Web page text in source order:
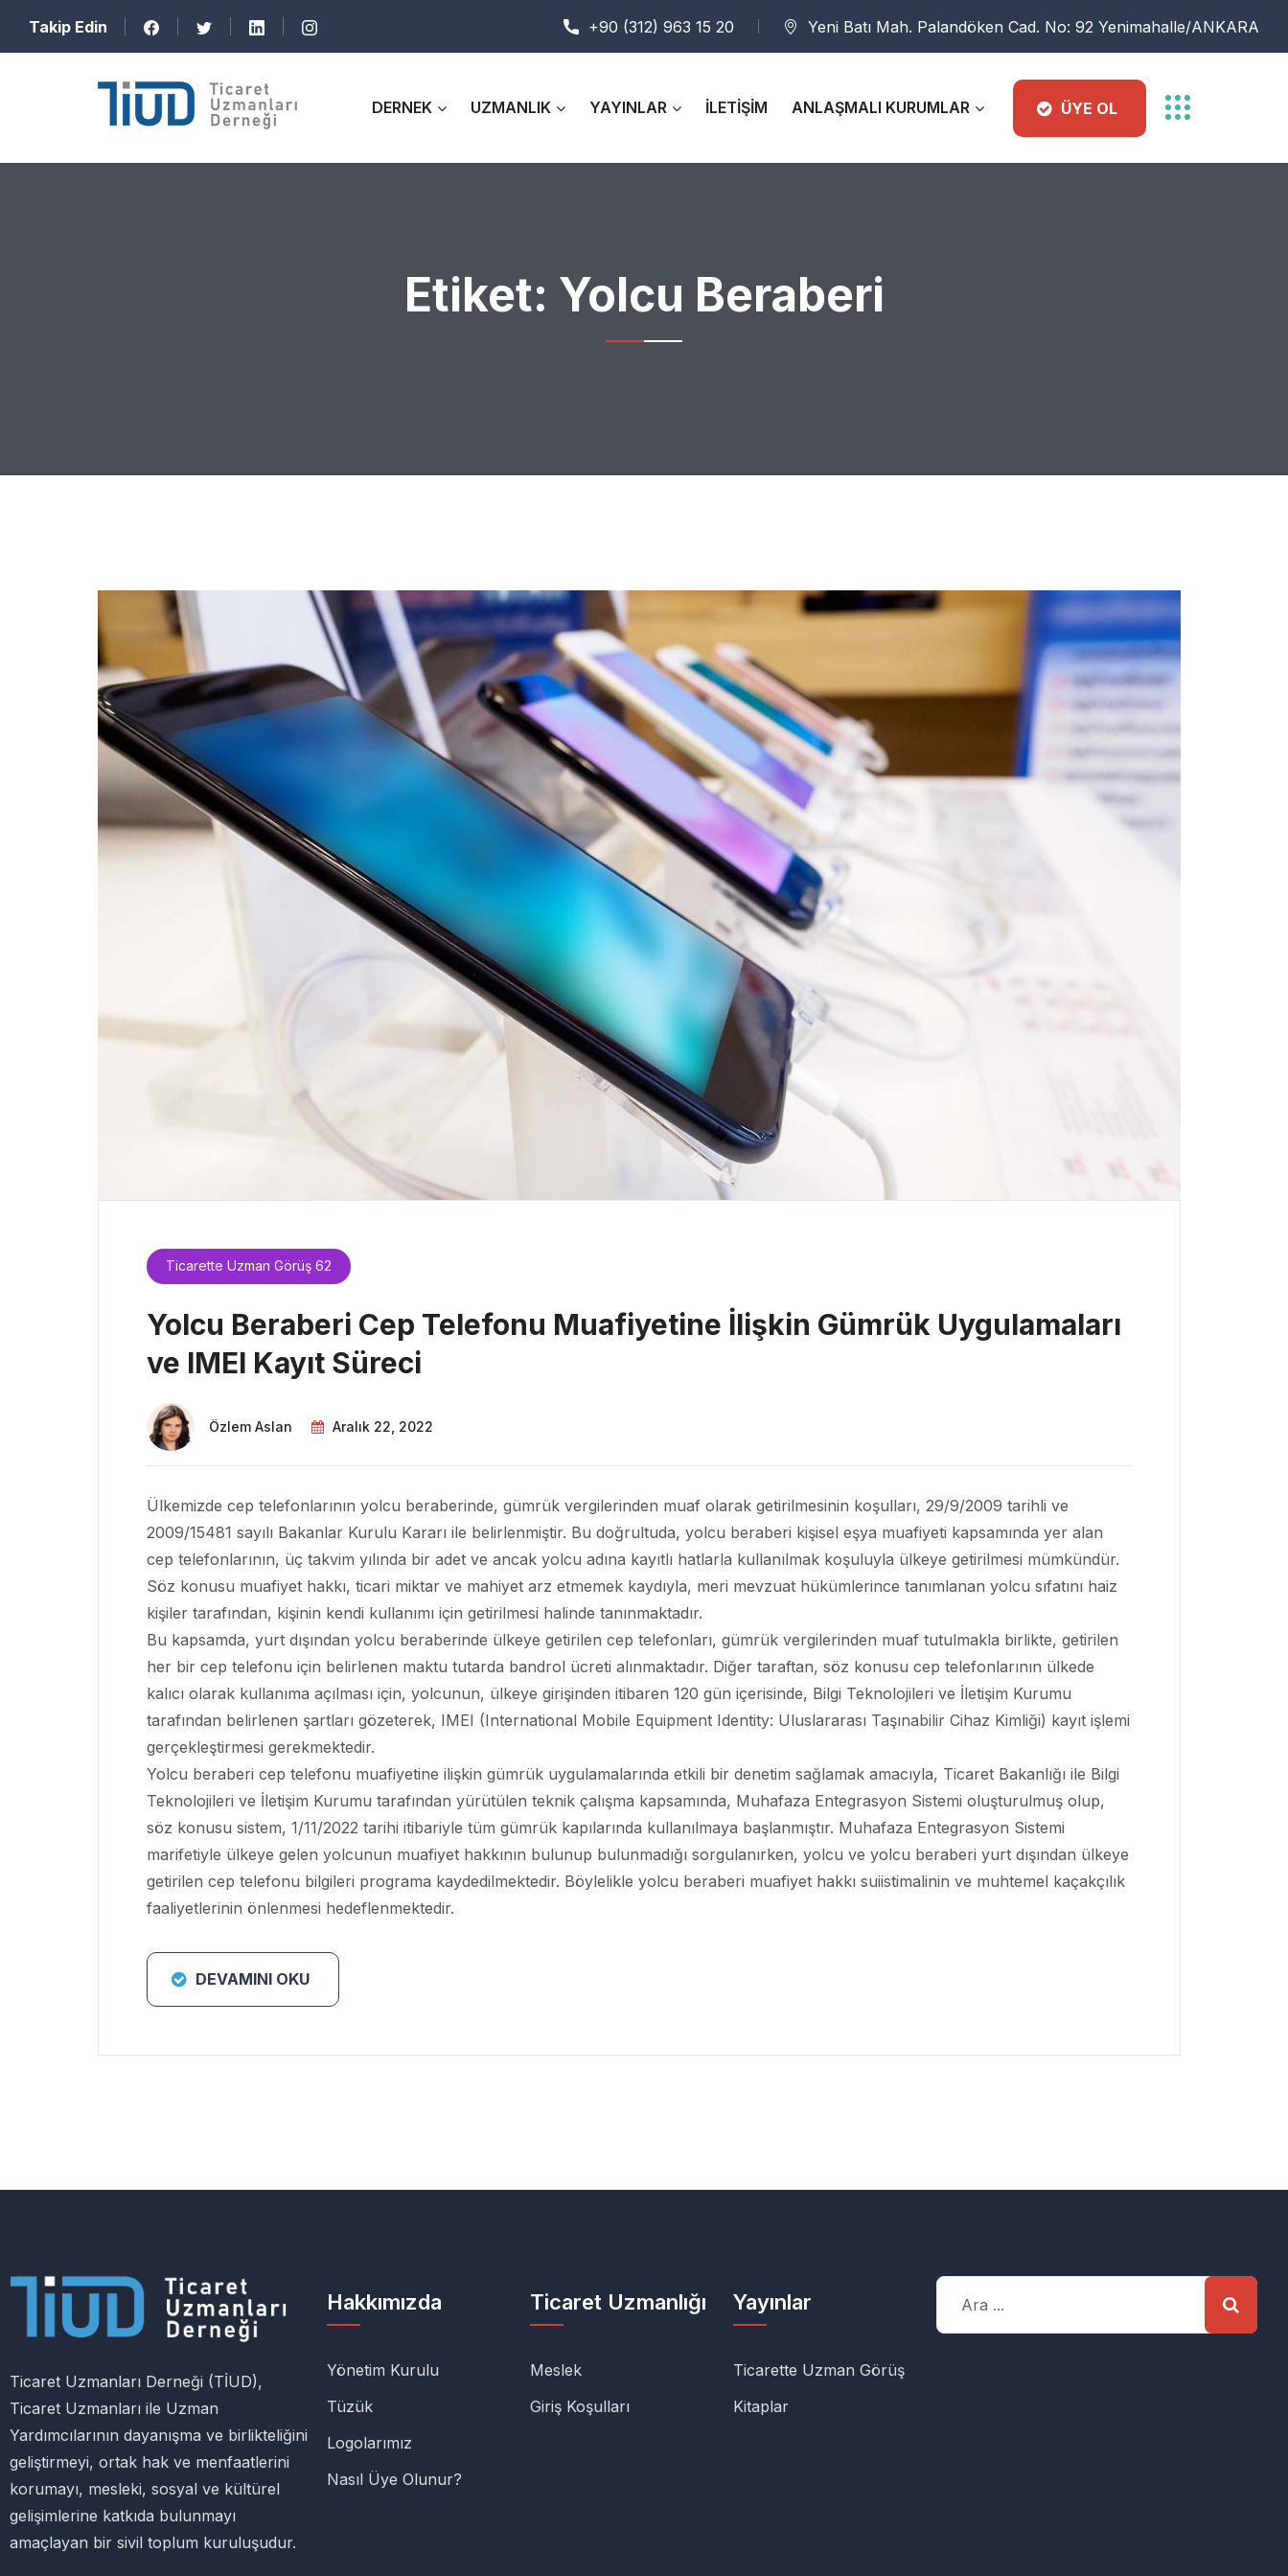
Takip Edin +90 (312) 963 15 20 Yeni Batı Mah. Palandöken Cad. No: 92 Yenimahalle/ANKARA
DERNEK UZMANLIK YAYINLAR İLETİŞİM ANLAŞMALI KURUMLAR ÜYE OL
Etiket: Yolcu Beraberi
Ticarette Uzman Görüş 62
Yolcu Beraberi Cep Telefonu Muafiyetine İlişkin Gümrük Uygulamaları
ve IMEI Kayıt Süreci
Özlem Aslan Aralık 22, 2022
Ülkemizde cep telefonlarının yolcu beraberinde, gümrük vergilerinden muaf olarak getirilmesinin koşulları, 29/9/2009 tarihli ve
2009/15481 sayılı Bakanlar Kurulu Kararı ile belirlenmiştir. Bu doğrultuda, yolcu beraberi kişisel eşya muafiyeti kapsamında yer alan
cep telefonlarının, üç takvim yılında bir adet ve ancak yolcu adına kayıtlı hatlarla kullanılmak koşuluyla ülkeye getirilmesi mümkündür.
Söz konusu muafiyet hakkı, ticari miktar ve mahiyet arz etmemek kaydıyla, meri mevzuat hükümlerince tanımlanan yolcu sıfatını haiz
kişiler tarafından, kişinin kendi kullanımı için getirilmesi halinde tanınmaktadır.
Bu kapsamda, yurt dışından yolcu beraberinde ülkeye getirilen cep telefonları, gümrük vergilerinden muaf tutulmakla birlikte, getirilen
her bir cep telefonu için belirlenen maktu tutarda bandrol ücreti alınmaktadır. Diğer taraftan, söz konusu cep telefonlarının ülkede
kalıcı olarak kullanıma açılması için, yolcunun, ülkeye girişinden itibaren 120 gün içerisinde, Bilgi Teknolojileri ve İletişim Kurumu
tarafından belirlenen şartları gözeterek, IMEI (International Mobile Equipment Identity: Uluslararası Taşınabilir Cihaz Kimliği) kayıt işlemi
gerçekleştirmesi gerekmektedir.
Yolcu beraberi cep telefonu muafiyetine ilişkin gümrük uygulamalarında etkili bir denetim sağlamak amacıyla, Ticaret Bakanlığı ile Bilgi
Teknolojileri ve İletişim Kurumu tarafından yürütülen teknik çalışma kapsamında, Muhafaza Entegrasyon Sistemi oluşturulmuş olup,
söz konusu sistem, 1/11/2022 tarihi itibariyle tüm gümrük kapılarında kullanılmaya başlanmıştır. Muhafaza Entegrasyon Sistemi
marifetiyle ülkeye gelen yolcunun muafiyet hakkının bulunup bulunmadığı sorgulanırken, yolcu ve yolcu beraberi yurt dışından ülkeye
getirilen cep telefonu bilgileri programa kaydedilmektedir. Böylelikle yolcu beraberi muafiyet hakkı suiistimalinin ve muhtemel kaçakçılık
faaliyetlerinin önlenmesi hedeflenmektedir.
DEVAMINI OKU
Ticaret Uzmanları Derneği (TİUD),
Ticaret Uzmanları ile Uzman
Yardımcılarının dayanışma ve birlikteliğini
geliştirmeyi, ortak hak ve menfaatlerini
korumayı, mesleki, sosyal ve kültürel
gelişimlerine katkıda bulunmayı
amaçlayan bir sivil toplum kuruluşudur.
Hakkımızda
Yönetim Kurulu
Tüzük
Logolarımız
Nasıl Üye Olunur?
Ticaret Uzmanlığı
Meslek
Giriş Koşulları
Yayınlar
Ticarette Uzman Görüş
Kitaplar